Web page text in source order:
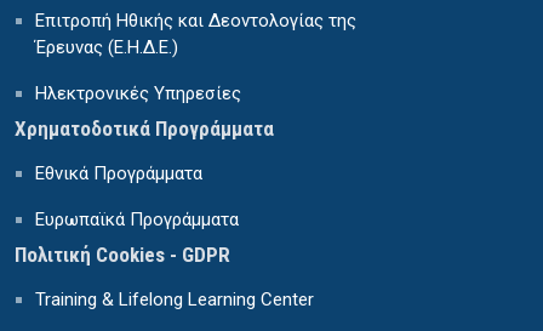
Επιτροπή Ηθικής και Δεοντολογίας της
Έρευνας (Ε.Η.Δ.Ε.)
Ηλεκτρονικές Υπηρεσίες
Χρηματοδοτικά Προγράμματα
Εθνικά Προγράμματα
Ευρωπαϊκά Προγράμματα
Πολιτική Cookies - GDPR
Training & Lifelong Learning Center